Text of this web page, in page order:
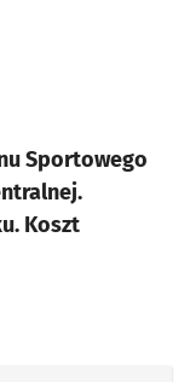
Sportowego
Koszt